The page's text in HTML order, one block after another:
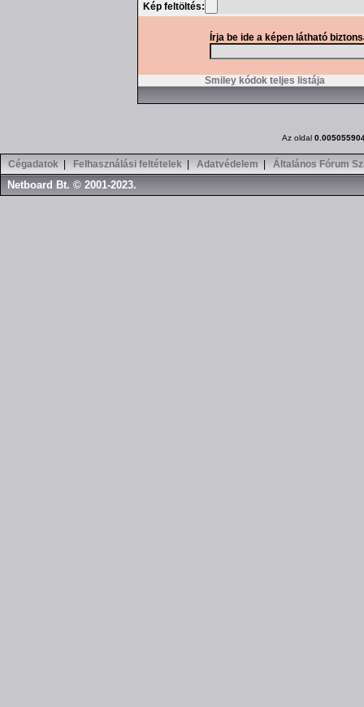
Kép feltöltés:
Írja be ide a képen látható
Smiley kódok teljes listája
Az oldal
Cégadatok Felhasználási feltételek Adatvédelem Általános Fórum
Netboard Bt. © 2001-2023.